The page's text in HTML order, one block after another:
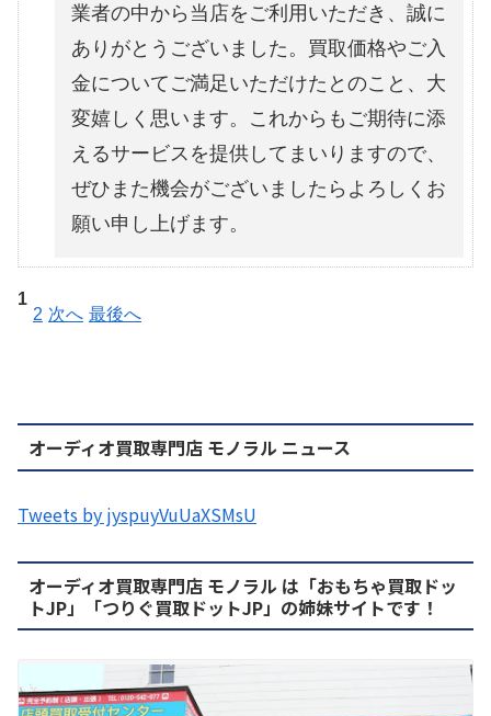
業者の中から当店をご利用いただき、誠に
ありがとうございました。買取価格やご入
金についてご満足いただけたとのこと、大
変嬉しく思います。これからもご期待に添
えるサービスを提供してまいりますので、
ぜひまた機会がございましたらよろしくお
願い申し上げます。
1
2 次へ 最後へ
オーディオ買取専門店 モノラル ニュース
Tweets by jyspuyVuUaXSMsU
オーディオ買取専門店 モノラル は「おもちゃ買取ドッ
トJP」「つりぐ買取ドットJP」の姉妹サイトです！